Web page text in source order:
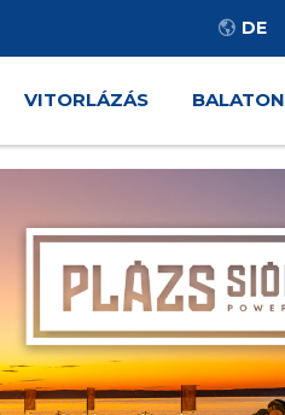
DE
VITORLÁZÁS BALATON